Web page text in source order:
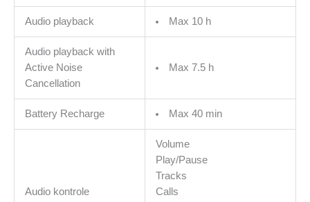
Audio playback Max 10 h
Audio playback with
Active Noise
Cancellation
Max 7.5 h
Battery Recharge Max 40 min
Audio kontrole
Volume
Play/Pause
Tracks
Calls